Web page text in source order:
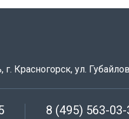
г. Красногорск, ул.
8 (495) 563-